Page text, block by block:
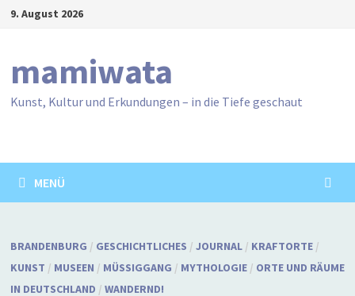
Zum9. August 2026
mamiwata
Kunst, Kultur und Erkundungen – in die Tiefe geschaut
MENÜ
BRANDENBURG / GESCHICHTLICHES / JOURNAL/ KRAFTORTE/
KUNST / MUSEEN / MÜSSIGGANG / MYTHOLOGIE/ ORTE UND RÄUME
IN DEUTSCHLAND / WANDERND!